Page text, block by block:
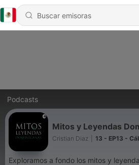
Podcasts
Mitos y Leyendas
Cristian Diaz 13 - EP13 -
Exploramos a fondo los mitos y